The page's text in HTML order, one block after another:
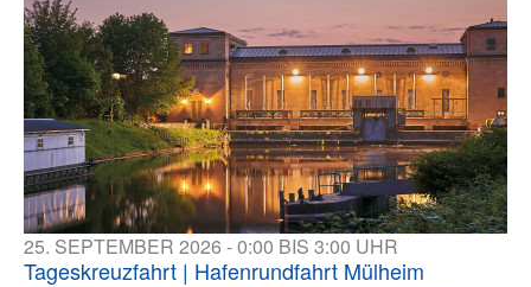
25. SEPTEMBER 2026 - 0:00 BIS 3:00 UHR
Tageskreuzfahrt | Hafenrundfahrt Mülheim